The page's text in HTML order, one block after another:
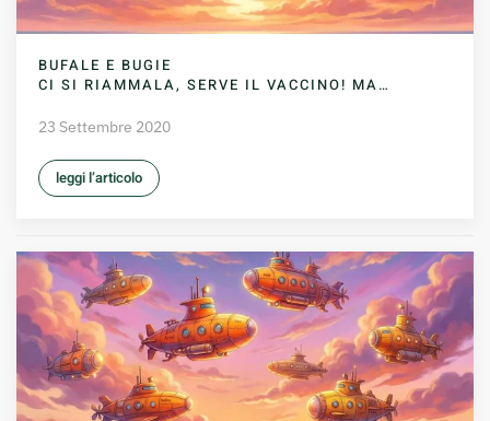
BUFALE E BUGIE
CI SI RIAMMALA, SERVE IL VACCINO! MA…
23 Settembre 2020
leggi l’articolo